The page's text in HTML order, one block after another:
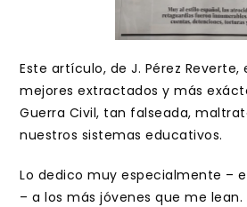
Este artículo, de J. Pérez Reverte,
mejores extractados y más
Guerra Civil, tan falseada,
nuestros sistemas educativos.
Lo dedico muy especialmente –
– a los más jóvenes que me lean.